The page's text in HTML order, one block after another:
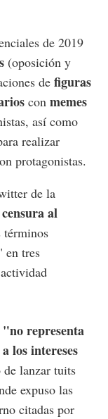
de 2019
(oposición y
defiguras
conmemes
así como
realizar
protagonistas.
de la
al
en tres
"no representa
los intereses
lanzar tuits
expuso las
citadas por